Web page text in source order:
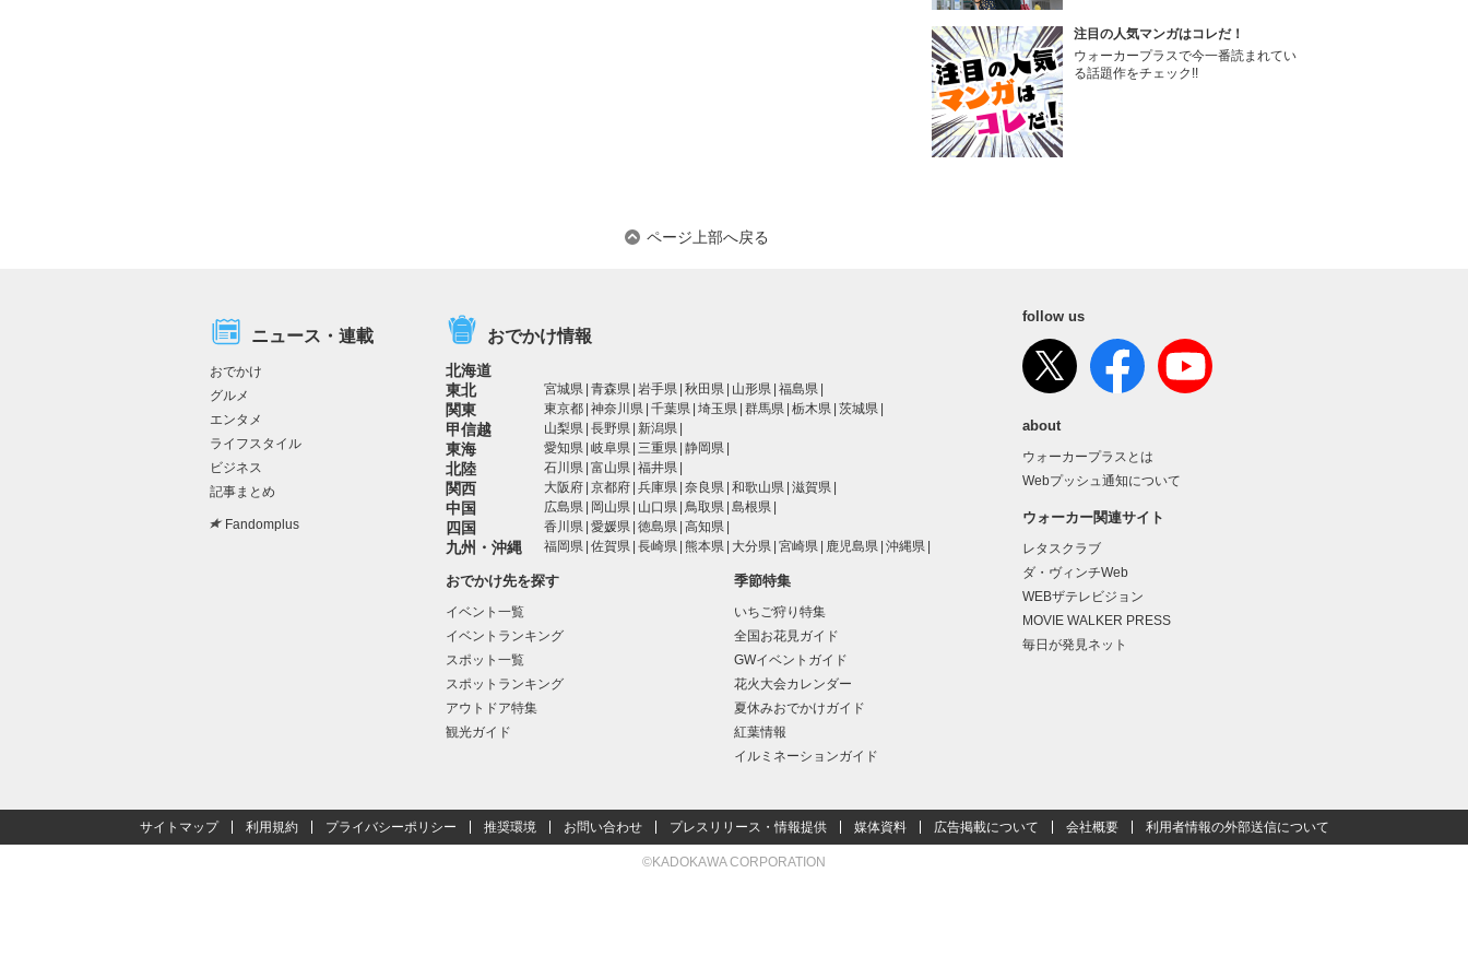
注目の人気マンガはコレだ！
ウォーカープラスで今一番読まれてい
る話題作をチェック!!
ページ上部へ戻る
ニュース・連載
おでかけ
グルメ
エンタメ
ライフスタイル
ビジネス
記事まとめ
Fandomplus
おでかけ情報
北海道
東北
宮城県 青森県 岩手県 秋田県 山形県 福島県
関東 東京都 神奈川県 千葉県 埼玉県 群馬県 栃木県 茨城県
甲信越 山梨県 長野県 新潟県
東海 愛知県 岐阜県 三重県 静岡県
北陸 石川県 富山県 福井県
関西 大阪府 京都府 兵庫県 奈良県 和歌山県 滋賀県
中国 広島県 岡山県 山口県 鳥取県 島根県
四国 香川県 愛媛県 徳島県 高知県
九州・沖縄 福岡県 佐賀県 長崎県 熊本県 大分県 宮崎県 鹿児島県 沖縄県
おでかけ先を探す
イベント一覧
イベントランキング
スポット一覧
スポットランキング
アウトドア特集
観光ガイド
季節特集
いちご狩り特集
全国お花見ガイド
GWイベントガイド
花火大会カレンダー
夏休みおでかけガイド
紅葉情報
イルミネーションガイド
follow us
about
ウォーカープラスとは
Webプッシュ通知について
ウォーカー関連サイト
レタスクラブ
ダ・ヴィンチWeb
WEBザテレビジョン
MOVIE WALKER PRESS
毎日が発見ネット
サイトマップ 利用規約 プライバシーポリシー 推奨環境 お問い合わせ プレスリリース・情報提供 媒体資料 広告掲載について 会社概要 利用者情報の外部送信について
©KADOKAWA CORPORATION